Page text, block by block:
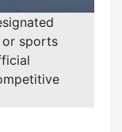
or sports